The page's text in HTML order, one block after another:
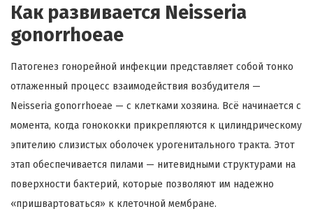
Как развивается Neisseria
gonorrhoeae
Патогенез гонорейной инфекции представляет собой тонко
отлаженный процесс взаимодействия возбудителя —
Neisseria gonorrhoeae — с клетками хозяина. Всё начинается с
момента, когда гонококки прикрепляются к цилиндрическому
эпителию слизистых оболочек урогенитального тракта. Этот
этап обеспечивается пилами — нитевидными структурами на
поверхности бактерий, которые позволяют им надежно
«пришвартоваться» к клеточной мембране.